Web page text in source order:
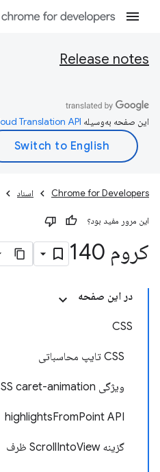
Release notes
این صفحه به‌وسیله
Chrome for Developers اسناد
این مرور مفید بود؟
کروم 140
در این صفحه
CSS
CSS تایپ محاسباتی
ویژگی CSS caret-animation
highlightsFromPoint API
گزینه ScrollIntoView ظرف